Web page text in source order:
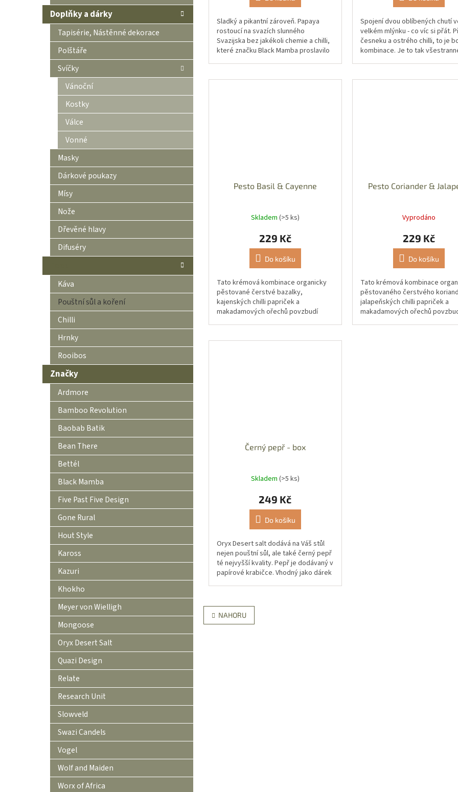
Doplňky a dárky
Tapisérie, Nástěnné dekorace
Polštáře
Svíčky
Vánoční
Kostky
Válce
Vonné
Masky
Dárkové poukazy
Mísy
Nože
Dřevěné hlavy
Difuséry
Káva
Pouštní sůl a koření
Chilli
Hrnky
Rooibos
Značky
Ardmore
Bamboo Revolution
Baobab Batik
Bean There
Bettél
Black Mamba
Five Past Five Design
Gone Rural
Hout Style
Kaross
Kazuri
Khokho
Meyer von Wielligh
Mongoose
Oryx Desert Salt
Quazi Design
Relate
Research Unit
Slowveld
Swazi Candels
Vogel
Wolf and Maiden
Worx of Africa
Sladký a pikantní zároveň. Papaya
rostoucí na svazích slunného
Svazijska bez jakékoli chemie a chilli,
které značku Black Mamba proslavilo
Spojení dvou oblíbených chutí
velkém mlýnku - co víc si přát.
česneku a ostrého chilli, to je
kombinace. Je to tak
Pesto Basil & Cayenne
Skladem (>5 ks)
229 Kč
Do košíku
Tato krémová kombinace organicky
pěstované čerstvé bazalky,
kajenských chilli papriček a
makadamových ořechů povzbudí
Pesto Coriander &
Vyprodáno
229 Kč
Do košíku
Tato krémová kombinace
pěstovaného čerstvého
jalapeňských chilli papriček a
makadamových ořechů
Černý pepř - box
Skladem (>5 ks)
249 Kč
Do košíku
Oryx Desert salt dodává na Váš stůl
nejen pouštní sůl, ale také černý pepř
té nejvyšší kvality. Pepř je dodávaný v
papírové krabičce. Vhodný jako dárek
NAHORU